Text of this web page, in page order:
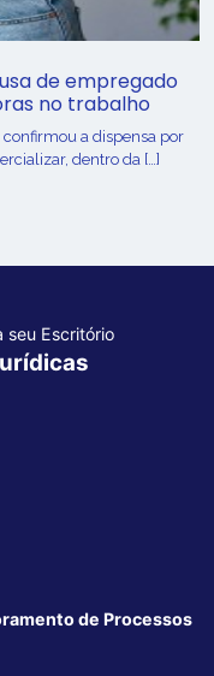
de empregado
no trabalho
a dispensa por
dentro da […]
seu Escritório
de Processos